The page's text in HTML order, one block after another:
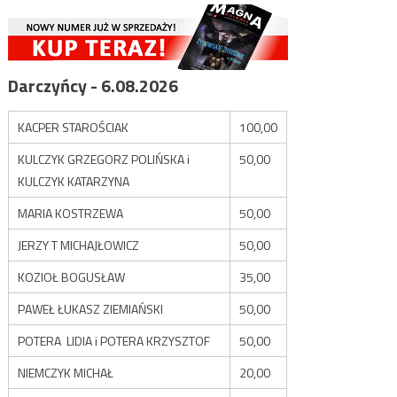
Darczyńcy - 6.08.2026
KACPER STAROŚCIAK
100,00
KULCZYK GRZEGORZ POLIŃSKA i
KULCZYK KATARZYNA
50,00
MARIA KOSTRZEWA
50,00
JERZY T MICHAJŁOWICZ
50,00
KOZIOŁ BOGUSŁAW
35,00
PAWEŁ ŁUKASZ ZIEMIAŃSKI
50,00
POTERA LIDIA i POTERA KRZYSZTOF
50,00
NIEMCZYK MICHAŁ
20,00